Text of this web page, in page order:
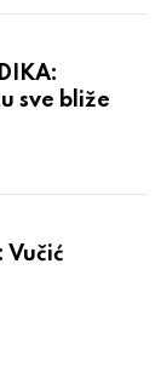
sve bliže
Vučić